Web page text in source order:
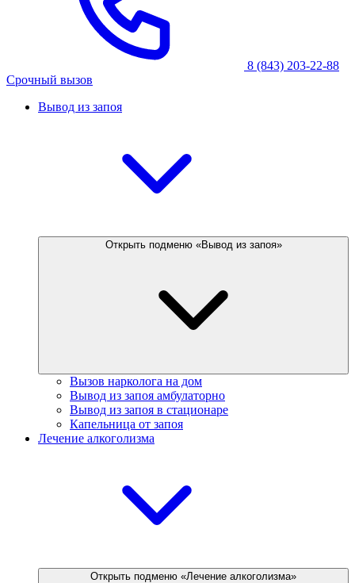
8 (843) 203-22-88
Срочный вызов
Вывод из запоя
Открыть подменю «Вывод из запоя»
Вызов нарколога на дом
Вывод из запоя амбулаторно
Вывод из запоя в стационаре
Капельница от запоя
Лечение алкоголизма
Открыть подменю «Лечение алкоголизма»